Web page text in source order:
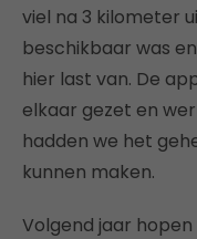
viel na 3 kilometer
beschikbaar was
hier last van. De
elkaar gezet en
hadden we het
kunnen maken.
Volgend jaar